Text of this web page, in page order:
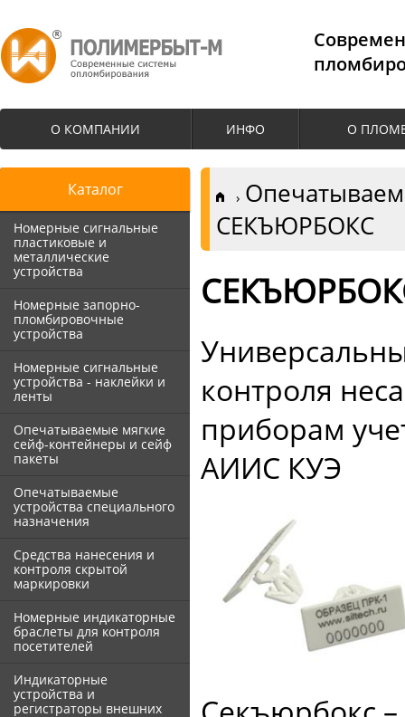
О КОМПАНИИ ИНФО О
Каталог
Номерные сигнальные
пластиковые и
металлические
устройства
Номерные запорно-
пломбировочные
устройства
Номерные сигнальные
устройства - наклейки и
ленты
Опечатываемые мягкие
сейф-контейнеры и сейф
пакеты
Опечатываемые
устройства специального
назначения
Средства нанесения и
контроля скрытой
маркировки
Номерные индикаторные
браслеты для контроля
посетителей
Индикаторные
устройства и
регистраторы внешних
СЕКЪЮРБОКС
контроля
приборам
АИИС КУЭ